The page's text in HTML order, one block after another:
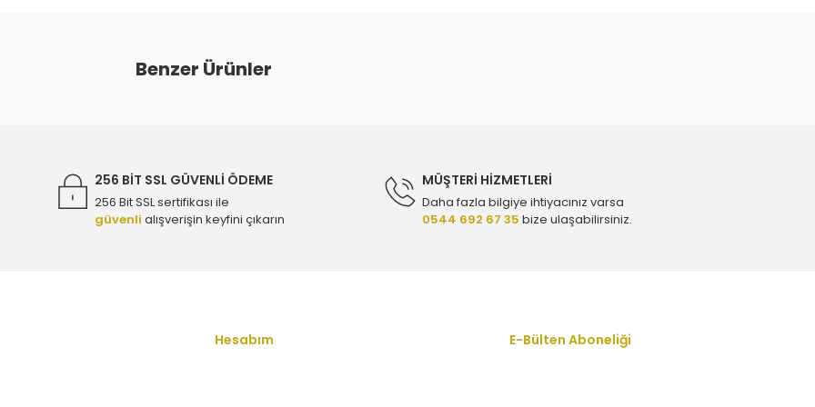
Yorum Yaz
Benzer Ürünler
1 ) - ORİJİNAL 55570089 - 1247511
) - ORİJİNAL 55570089 - 1247511
256 BİT SSL GÜVENLİ ÖDEME
256 Bit SSL sertifikası ile
güvenli alışverişin keyfini çıkarın
MÜŞTERİ HİZMETLERİ
Daha fazla bilgiye ihtiyacınız varsa
0544 692 67 35 bize ulaşabilirsiniz.
Hesabım E-Bülten Aboneliği